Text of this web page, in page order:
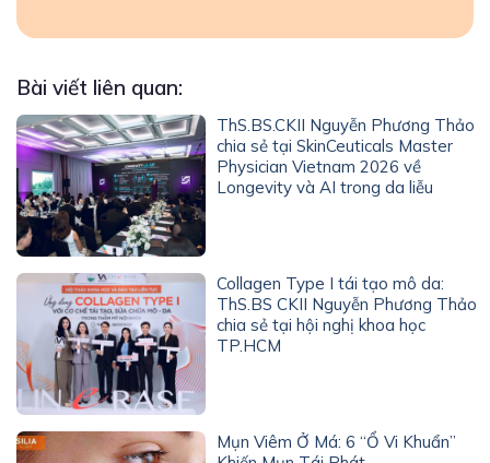
Bài viết liên quan:
ThS.BS.CKII Nguyễn Phương Thảo
chia sẻ tại SkinCeuticals Master
Physician Vietnam 2026 về
Longevity và AI trong da liễu
Collagen Type I tái tạo mô da:
ThS.BS CKII Nguyễn Phương Thảo
chia sẻ tại hội nghị khoa học
TP.HCM
Mụn Viêm Ở Má: 6 “Ổ Vi Khuẩn”